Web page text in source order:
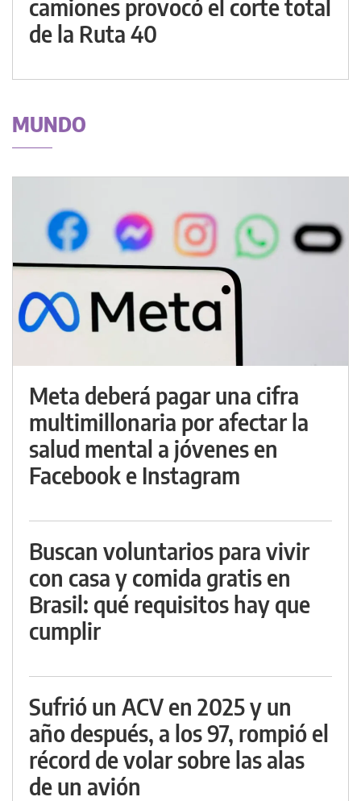
camiones provocó el corte total
de la Ruta 40
MUNDO
Meta deberá pagar una cifra
multimillonaria por afectar la
salud mental a jóvenes en
Facebook e Instagram
Buscan voluntarios para vivir
con casa y comida gratis en
Brasil: qué requisitos hay que
cumplir
Sufrió un ACV en 2025 y un
año después, a los 97, rompió el
récord de volar sobre las alas
de un avión